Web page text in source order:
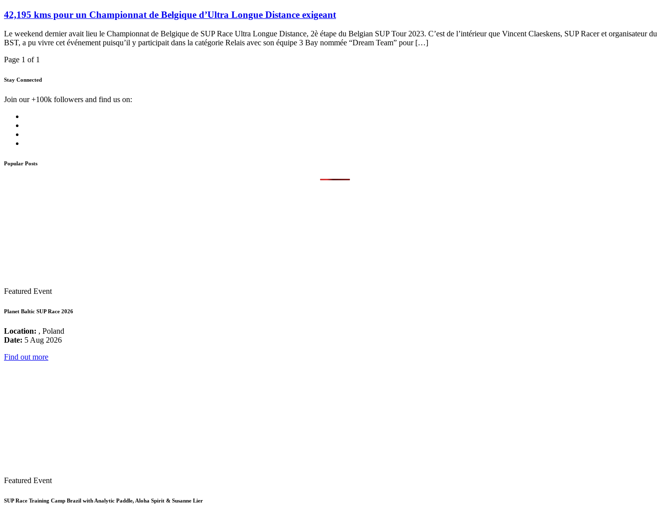
42,195 kms pour un Championnat de Belgique d’Ultra Longue Distance exigeant
Le weekend dernier avait lieu le Championnat de Belgique de SUP Race Ultra Longue Distance, 2è étape du Belgian SUP Tour 2023. C’est de l’intérieur que Vincent Claeskens, SUP Racer et organisateur du
BST, a pu vivre cet événement puisqu’il y participait dans la catégorie Relais avec son équipe 3 Bay nommée “Dream Team” pour […]
Page 1 of 1
Stay Connected
Join our +100k followers and find us on:
Popular Posts
Featured Event
Planet Baltic SUP Race 2026
Location: , Poland
Date: 5 Aug 2026
Find out more
Featured Event
SUP Race Training Camp Brazil with Analytic Paddle, Aloha Spirit & Susanne Lier